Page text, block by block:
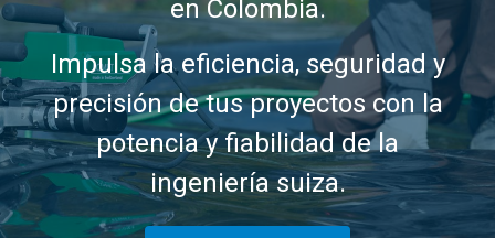
en Colombia.
Impulsa la eficiencia, seguridad y
precisión de tus proyectos con la
potencia y fiabilidad de la
ingeniería suiza.